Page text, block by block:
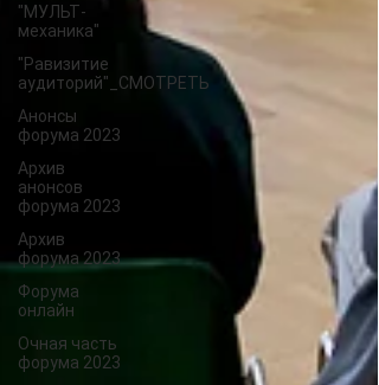
"МУЛЬТ-
механика"
"Равизитие
аудиторий"_СМОТРЕТЬ
Анонсы
форума 2023
Архив
анонсов
форума 2023
Архив
форума 2023
Форума
онлайн
Очная часть
форума 2023